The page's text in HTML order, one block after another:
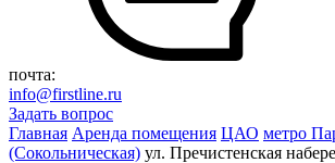
почта:
info@firstline.ru
Задать вопрос
Главная Аренда помещения ЦАО метро
(Сокольническая) ул. Пречистенская